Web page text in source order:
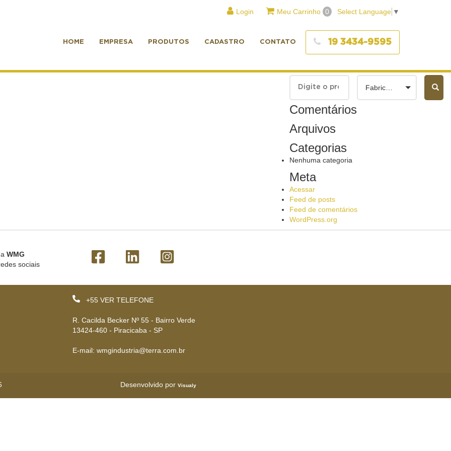
Login Meu Carrinho 0 Select Language ▼
HOME EMPRESA PRODUTOS CADASTRO CONTATO 19 3434-9595
Fabricantes
Comentários
Arquivos
Categorias
Nenhuma categoria
Meta
Acessar
Feed de posts
Feed de comentários
WordPress.org
WMG
sociais
+55 VER TELEFONE
R. Cacilda Becker Nº 55 - Bairro Verde
13424-460 - Piracicaba - SP
E-mail: wmgindustria@terra.com.br
Desenvolvido por Visualy